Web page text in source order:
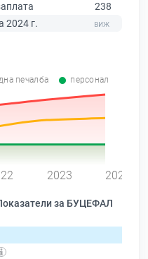
238
2024 г.
печалба персонал
2023 2024
за БУЦЕФАЛ